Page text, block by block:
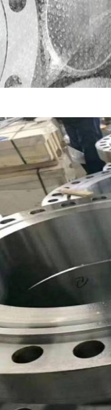
ZATWIERDŹ